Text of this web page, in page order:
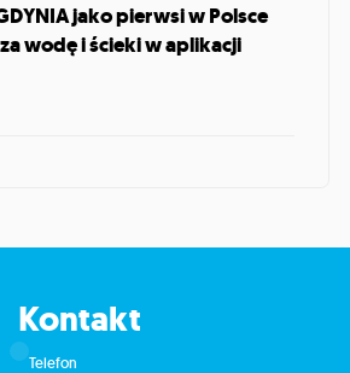
jako pierwsi w Polsce
wodę i ścieki w aplikacji
Kontakt
Telefon